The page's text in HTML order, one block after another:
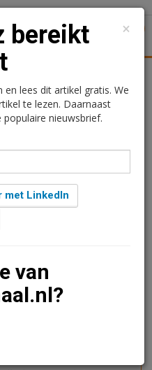
2021 om 11:38
2 minuten leestijd
locaties in
bereikt. Dat werd
feestelijke Q in bijzijn
ontwikkelaar.
×
bereikt
en lees dit artikel gratis. We
te lezen. Daarnaast
nieuwsbrief.
met LinkedIn
van